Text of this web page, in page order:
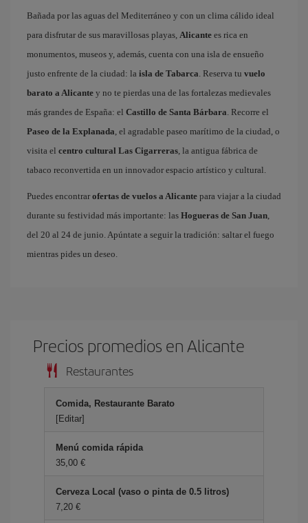
Bañada por las aguas del Mediterráneo y con un clima cálido ideal
para disfrutar de sus maravillosas playas, Alicante es rica en
monumentos, museos y, además, cuenta con una isla de ensueño
justo enfrente de la ciudad: la isla de Tabarca. Reserva tu vuelo
barato a Alicante y no te pierdas una de las fortalezas medievales
más grandes de España: el Castillo de Santa Bárbara. Recorre el
Paseo de la Explanada, el agradable paseo marítimo de la ciudad, o
visita el centro cultural Las Cigarreras, la antigua fábrica de
tabaco reconvertida en un innovador espacio artístico y cultural.
Puedes encontrar ofertas de vuelos a Alicante para viajar a la ciudad
durante su festividad más importante: las Hogueras de San Juan,
del 20 al 24 de junio. Apúntate a seguir la tradición: saltar el fuego
mientras pides un deseo.
Precios promedios en Alicante
Restaurantes
Comida, Restaurante Barato
[Editar]
Menú comida rápida
35,00 €
Cerveza Local (vaso o pinta de 0.5 litros)
7,20 €